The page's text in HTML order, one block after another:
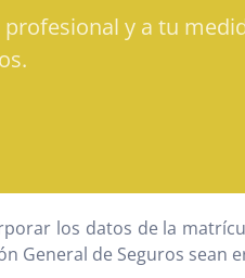
y a tu
los datos de la
General de Seguros sean